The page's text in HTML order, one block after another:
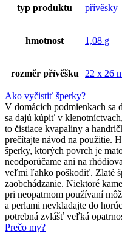
typ produktu přívěsky
hmotnost 1,08 g
rozměr přívěšku 22 x 26
Ako vyčistiť šperky?
V domácich podmienkach sa
sa dajú kúpiť v
to čistiace kvapaliny a
prečítajte návod na použitie.
šperky, ktorých povrch je
neodporúčame ani na
veľmi ľahko poškodiť. Zlaté
zaobchádzanie. Niektoré
pri neopatrnom používaní
a perlami nevkladajte do
potrebná zvlášť veľká
Prečo my?